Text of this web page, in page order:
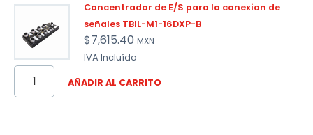
Concentrador de E/S para la conexion de
señales TBIL-M1-16DXP-B
$7,615.40 MXN
IVA Incluído
AÑADIR AL CARRITO